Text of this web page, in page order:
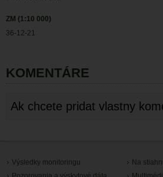
ZM (1:10 000)
36-12-21
KOMENTÁRE
Ak chcete pridat vlastny
Výsledky monitoringu
Na